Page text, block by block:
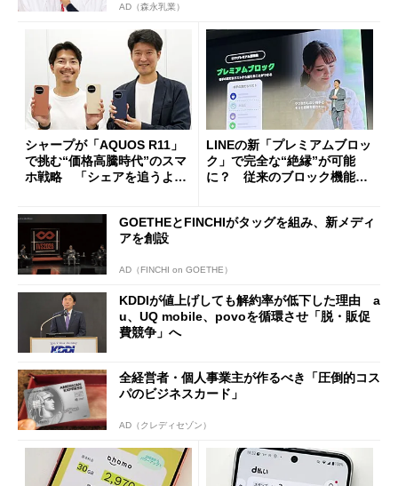
AD（森永乳業）
シャープが「AQUOS R11」
で挑む“価格高騰時代”のスマ
ホ戦略 「シェアを追うより
LINEの新「プレミアムブロッ
ク」で完全な“絶縁”が可能
に？ 従来のブロック機能と
GOETHEとFINCHIがタッグを組み、新メディ
アを創設
AD（FINCHI on GOETHE）
KDDIが値上げしても解約率が低下した理由 a
u、UQ mobile、povoを循環させ「脱・販促
費競争」へ
全経営者・個人事業主が作るべき「圧倒的コス
パのビジネスカード」
AD（クレディセゾン）